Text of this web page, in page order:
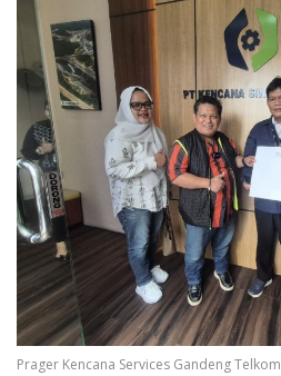
Prager Kencana Services Gandeng Telkom